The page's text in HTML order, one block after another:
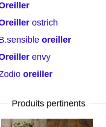
oreiller
oreiller ostrich
b.sensible oreiller
oreiller envy
zodio oreiller
Produits pertinents